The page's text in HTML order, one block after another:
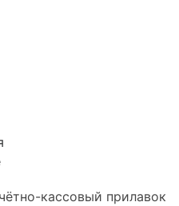
кассовый прилавок